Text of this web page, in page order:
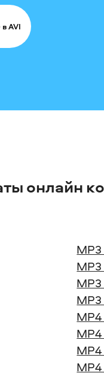
AVI
онлайн
MP3
MP3
MP4
MP4
MP4